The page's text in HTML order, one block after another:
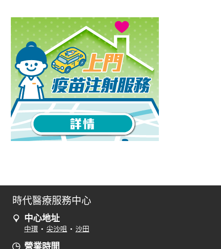
時代醫療服務中心
中心地址
中環 • 尖沙咀 • 沙田
營業時間